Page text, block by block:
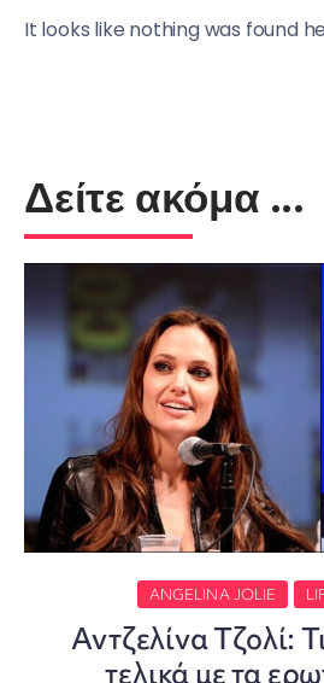
It looks like nothing was found
Δείτε ακόμα ...
ANGELINA JOLIE
Αντζελίνα Τζολί:
τελικά με τα